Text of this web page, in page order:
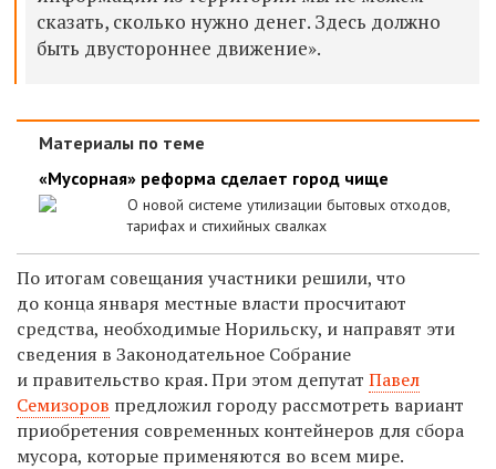
сказать, сколько нужно денег. Здесь должно
быть двустороннее движение».
Материалы по теме
«Мусорная» реформа сделает город чище
О новой системе утилизации бытовых отходов,
тарифах и стихийных свалках
По итогам совещания участники решили, что
до конца января местные власти просчитают
средства, необходимые Норильску, и направят эти
сведения в Законодательное Собрание
и правительство края. При этом депутат Павел
Семизоров предложил городу рассмотреть вариант
приобретения современных контейнеров для сбора
мусора, которые применяются во всем мире.